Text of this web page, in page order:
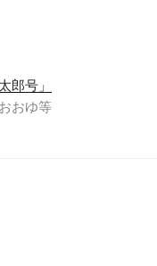
郎号」
おゆ等